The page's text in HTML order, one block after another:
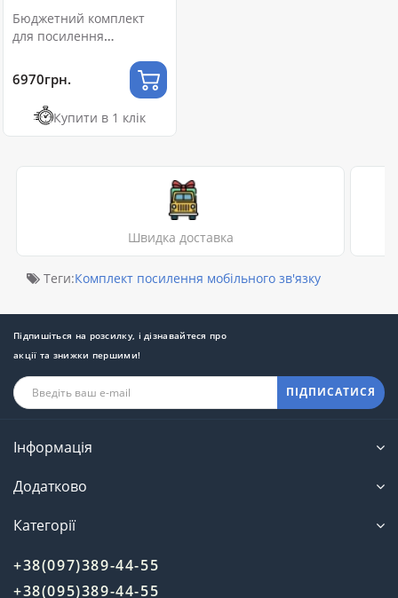
Бюджетний комплект
для посилення
2G-GSM/4G-LTE
6970грн.
Купити в 1 клік
Швидка доставка
Теги:Комплект посилення мобільного зв'язку
Підпишіться на розсилку, і дізнавайтеся про
акції та знижки першими!
ПІДПИСАТИСЯ
Інформація
Додатково
Категорії
+38(097)389-44-55
+38(095)389-44-55